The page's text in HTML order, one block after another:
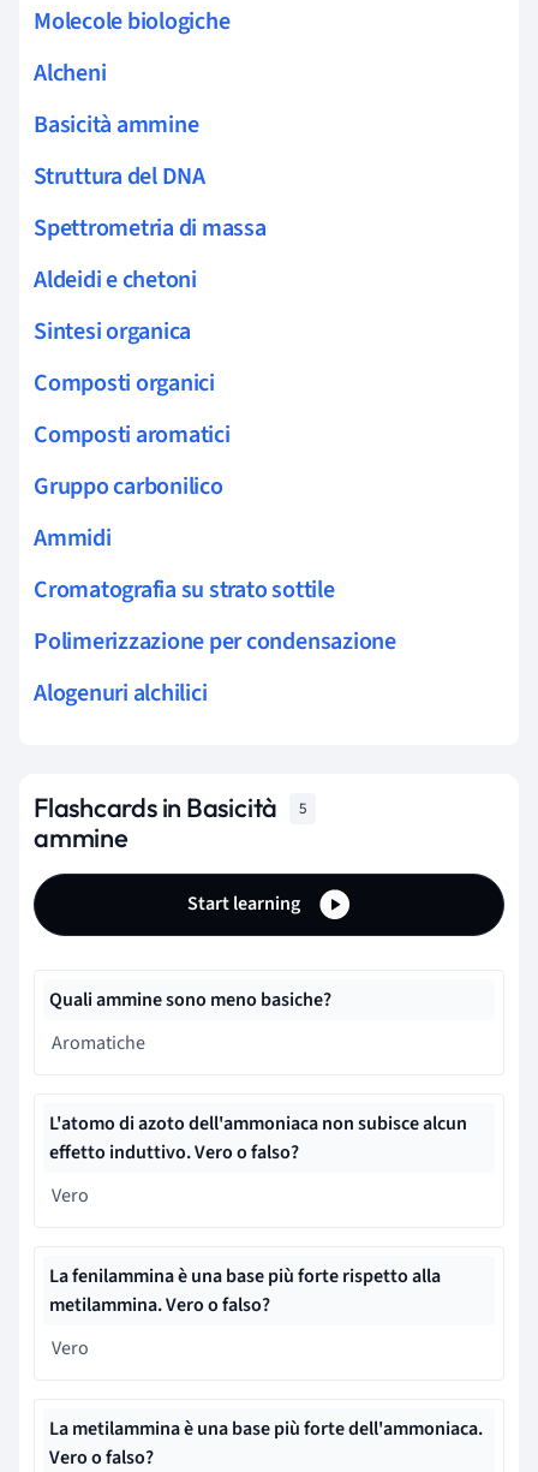
Molecole biologiche
Alcheni
Basicità ammine
Struttura del DNA
Spettrometria di massa
Aldeidi e chetoni
Sintesi organica
Composti organici
Composti aromatici
Gruppo carbonilico
Ammidi
Cromatografia su strato sottile
Polimerizzazione per condensazione
Alogenuri alchilici
Flashcards in Basicità
ammine
5
Start learning
Quali ammine sono meno basiche?
Aromatiche
L'atomo di azoto dell'ammoniaca non subisce alcun
effetto induttivo. Vero o falso?
Vero
La fenilammina è una base più forte rispetto alla
metilammina. Vero o falso?
Vero
La metilammina è una base più forte dell'ammoniaca.
Vero o falso?